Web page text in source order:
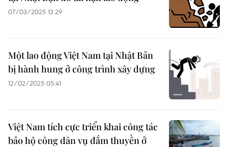
07/03/2025 13:29
Một lao động Việt Nam tại Nhật Bản
bị hành hung ở công trình xây dựng
12/02/2025 05:41
Việt Nam tích cực triển khai công tác
bảo hộ công dân vụ đắm thuyền ở